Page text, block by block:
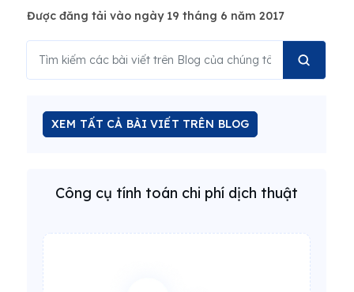
Được đăng tải vào ngày 19 tháng 6 năm 2017
XEM TẤT CẢ BÀI VIẾT TRÊN BLOG
Công cụ tính toán chi phí dịch thuật